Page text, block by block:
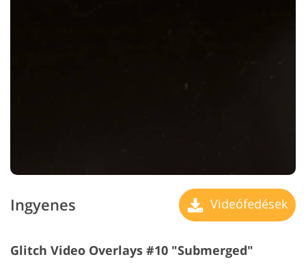
Ingyenes Videófedések
Glitch Video Overlays #10 "Submerged"